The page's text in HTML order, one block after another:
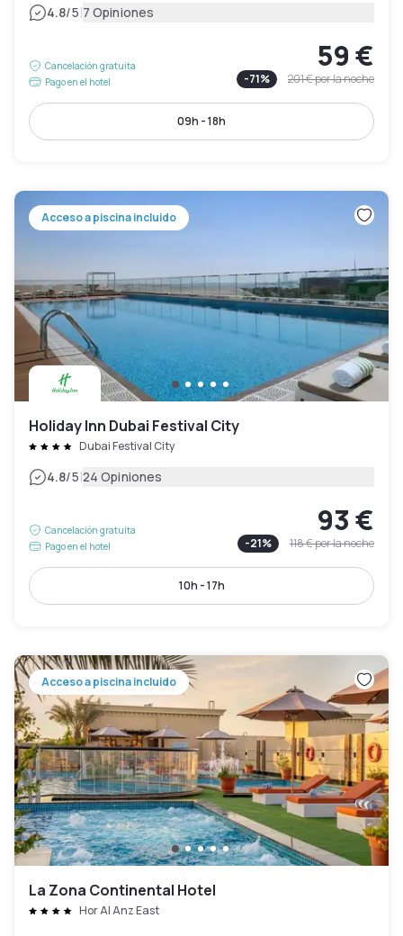
4.8/5|7 Opiniones
Cancelación gratuita
Pago en el hotel
59 €
-71% 201 €por la noche
09h - 18h
Acceso a piscina incluido
Holiday Inn Dubai Festival City
Dubai Festival City
4.8/5|24 Opiniones
Cancelación gratuita
Pago en el hotel
93 €
-21% 118 €por la noche
10h - 17h
Acceso a piscina incluido
La Zona Continental Hotel
Hor Al Anz East